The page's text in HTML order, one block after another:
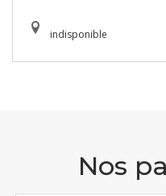
indisponible
Nos